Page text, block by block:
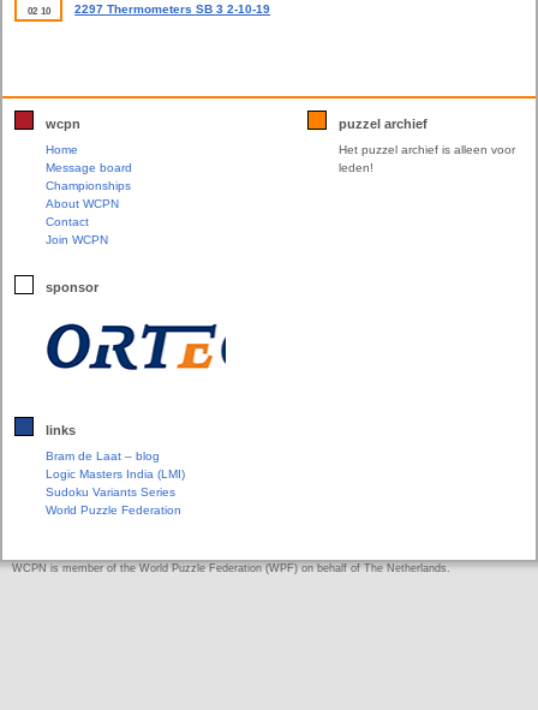
02 10 2297 Thermometers SB 3 2-10-19
wcpn
Home
Message board
Championships
About WCPN
Contact
Join WCPN
sponsor
links
Bram de Laat – blog
Logic Masters India (LMI)
Sudoku Variants Series
World Puzzle Federation
puzzel archief
Het puzzel archief is alleen voor
leden!
WCPN is member of the World Puzzle Federation (WPF) on behalf of The Netherlands.